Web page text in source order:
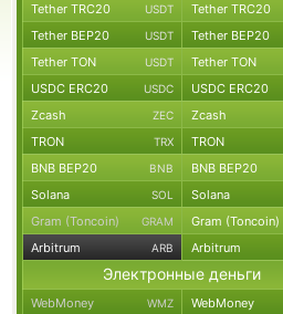
Tether TRC20 USDT Tether TRC20
Tether BEP20 USDT Tether BEP20
Tether TON USDT Tether TON
USDC ERC20 USDC USDC ERC20
Zcash ZEC Zcash
TRON TRX TRON
BNB BEP20 BNB BNB BEP20
Solana SOL Solana
Gram (Toncoin) GRAM Gram (Toncoin)
Arbitrum ARB Arbitrum
Электронные деньги
WebMoney WMZ WebMoney